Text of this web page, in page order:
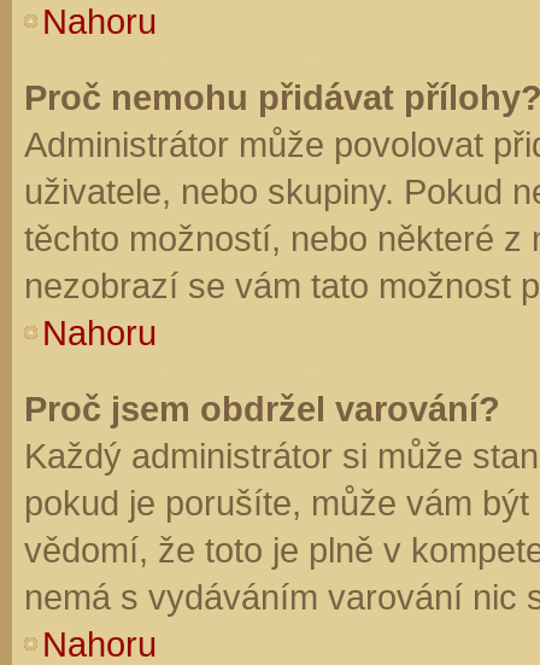
Nahoru
Proč nemohu přidávat
Administrátor může povolovat
uživatele, nebo skupiny. Pokud
těchto možností, nebo některé z
nezobrazí se vám tato možnost
Nahoru
Proč jsem obdržel varování?
Každý administrátor si může
pokud je porušíte, může vám
vědomí, že toto je plně v
nemá s vydáváním varování nic
Nahoru